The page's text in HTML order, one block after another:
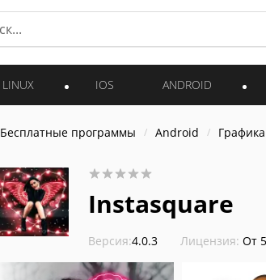
LINUX IOS ANDROID
Бесплатные программы Android Графика
Instasquare
Версия:4.0.3 Лицензия: От